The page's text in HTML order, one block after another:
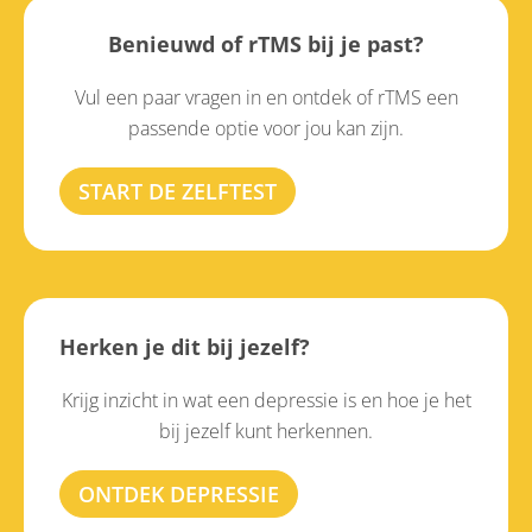
Benieuwd of rTMS bij je past?
Vul een paar vragen in en ontdek of rTMS een
passende optie voor jou kan zijn.
START DE ZELFTEST
Herken je dit bij jezelf?
Krijg inzicht in wat een depressie is en hoe je het
bij jezelf kunt herkennen.
ONTDEK DEPRESSIE